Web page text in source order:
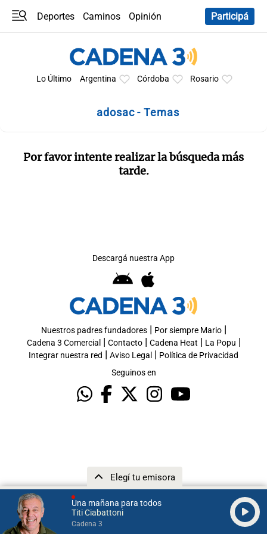
Una mañana para todos
Titi Ciabattoni
Cadena 3
Elegí tu emisora
Deportes Caminos
Opinión
Participá
Lo Último Argentina Córdoba Rosario
adosac - Temas
Por favor intente realizar la búsqueda más
tarde.
Descargá nuestra App
Nuestros padres fundadores| Por siempre Mario|
Cadena 3 Comercial | Contacto| Cadena Heat | La Popu |
Integrar nuestra red | Aviso Legal | Política de Privacidad
Seguinos en